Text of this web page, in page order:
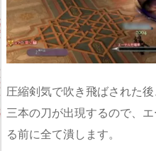
圧縮剣気で吹き飛ばされた
三本の刀が出現するので、
る前に全て潰します。